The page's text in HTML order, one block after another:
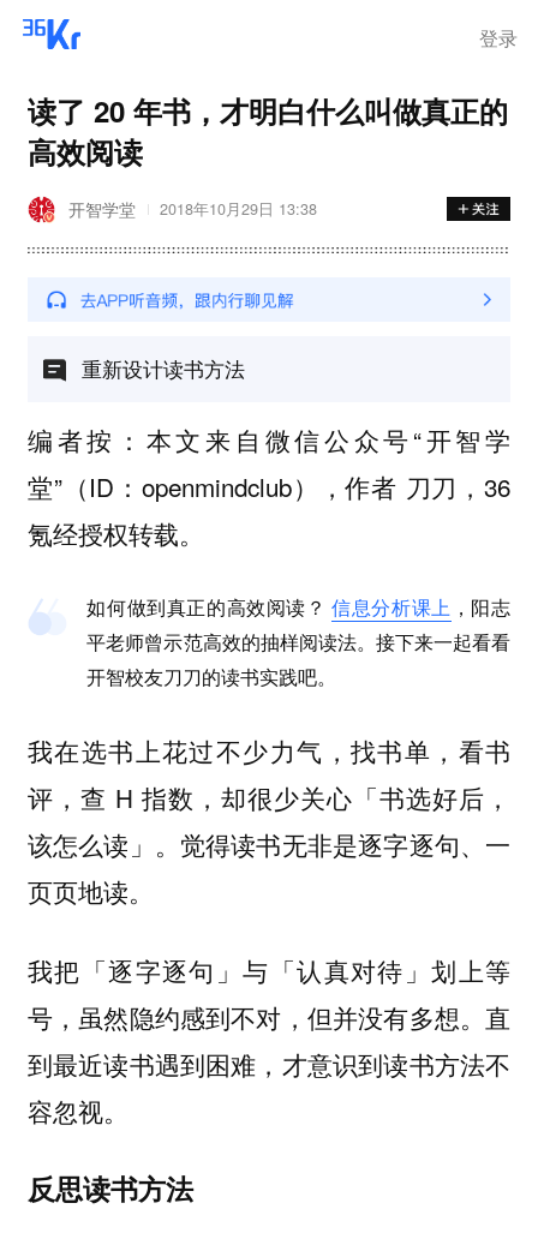
登录
读了 20 年书，才明白什么叫做真正的
高效阅读
开智学堂 2018年10月29日 13:38
重新设计读书方法
编者按：本文来自微信公众号“开智学
堂”（ID：openmindclub），作者 刀刀，36
氪经授权转载。
如何做到真正的高效阅读？信息分析课上 ，阳志
平老师曾示范高效的抽样阅读法。接下来一起看看
开智校友刀刀的读书实践吧。
我在选书上花过不少力气，找书单，看书
评，查 H 指数，却很少关心「书选好后，
该怎么读」。觉得读书无非是逐字逐句、一
页页地读。
我把「逐字逐句」与「认真对待」划上等
号，虽然隐约感到不对，但并没有多想。直
到最近读书遇到困难，才意识到读书方法不
容忽视。
反思读书方法